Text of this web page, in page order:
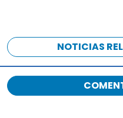
NOTICIAS